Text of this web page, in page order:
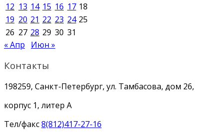
12 13 14 15 16 17 18
19 20 21 22 23 24 25
26 27 28 29 30 31
« Апр
Июн »
Контакты
198259, Санкт-Петербург, ул. Тамбасова, дом 26,
корпус 1, литер А
Тел/факс8(812)417-27-16